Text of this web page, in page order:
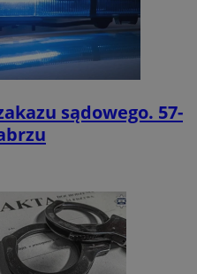
sądowego. 57-